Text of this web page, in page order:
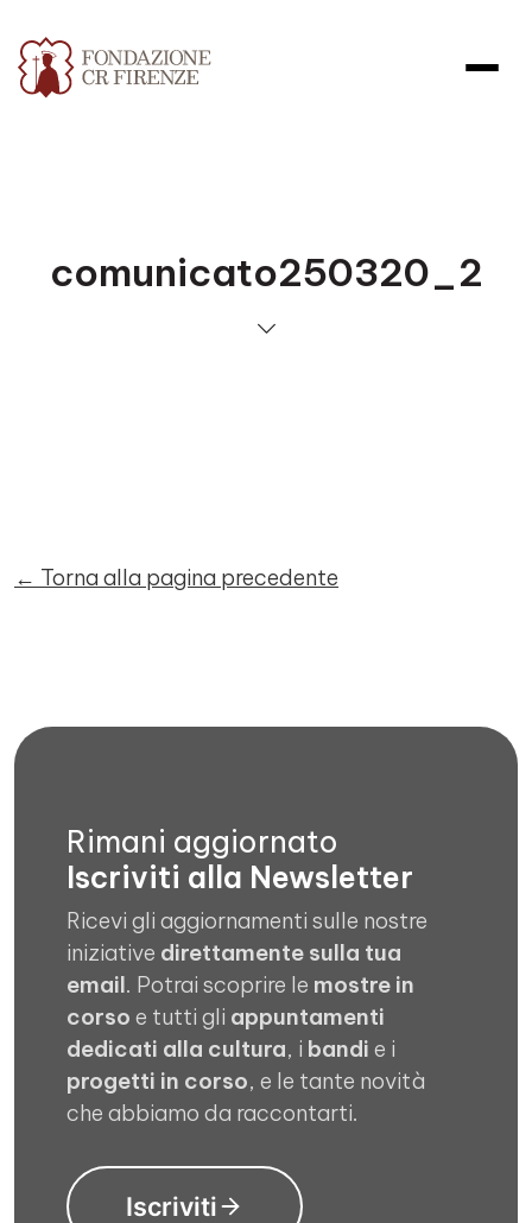
comunicato250320_2
← Torna alla pagina precedente
Rimani aggiornato
Iscriviti alla Newsletter
Ricevi gli aggiornamenti sulle nostre
iniziative direttamente sulla tua
email. Potrai scoprire le mostre in
corso e tutti gli appuntamenti
dedicati alla cultura, i bandi e i
progetti in corso, e le tante novità
che abbiamo da raccontarti.
Iscriviti